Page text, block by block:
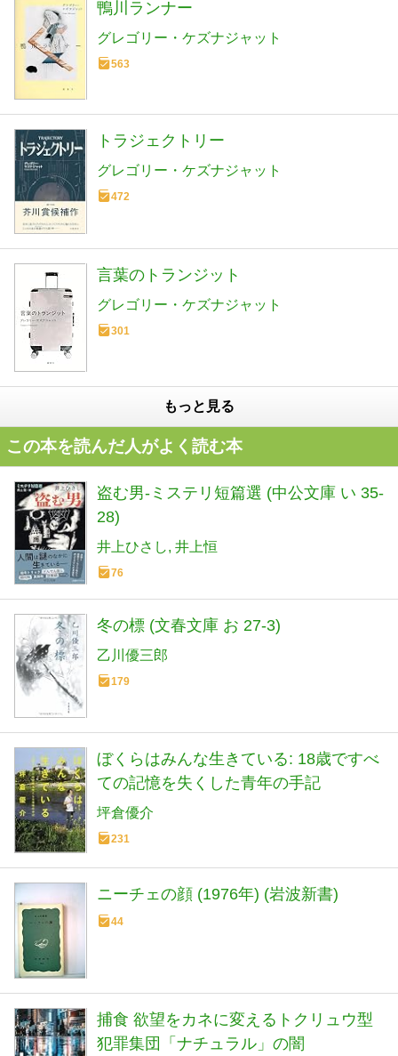
鴨川ランナー
グレゴリー・ケズナジャット
563
トラジェクトリー
グレゴリー・ケズナジャット
472
言葉のトランジット
グレゴリー・ケズナジャット
301
もっと見る
この本を読んだ人がよく読む本
盗む男-ミステリ短篇選 (中公文庫 い 35-
28)
井上ひさし 井上恒
76
冬の標 (文春文庫 お 27-3)
乙川優三郎
179
ぼくらはみんな生きている: 18歳ですべ
ての記憶を失くした青年の手記
坪倉優介
231
ニーチェの顔 (1976年) (岩波新書)
44
捕食 欲望をカネに変えるトクリュウ型
犯罪集団「ナチュラル」の闇